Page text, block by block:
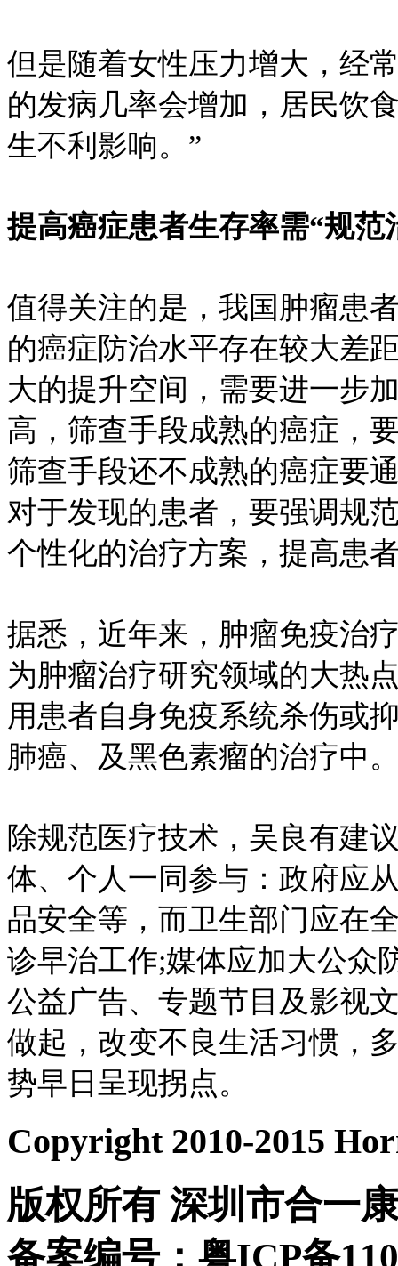
但是随着女性压力增大，经
的发病几率会增加，居民饮
生不利影响。”
提高癌症患者生存率需“规范
值得关注的是，我国肿瘤患
的癌症防治水平存在较大差
大的提升空间，需要进一步
高，筛查手段成熟的癌症，
筛查手段还不成熟的癌症要
对于发现的患者，要强调规
个性化的治疗方案，提高患
据悉，近年来，肿瘤免疫治
为肿瘤治疗研究领域的大热
用患者自身免疫系统杀伤或
肺癌、及黑色素瘤的治疗中
除规范医疗技术，吴良有建
体、个人一同参与：政府应
品安全等，而卫生部门应在
诊早治工作;媒体应加大公众
公益广告、专题节目及影视
做起，改变不良生活习惯，
势早日呈现拐点。
Copyright 2010-2015
版权所有 深圳市合一
备案编号：粤ICP备